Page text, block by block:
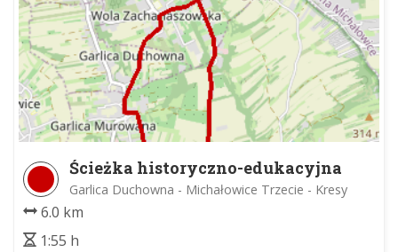
Ścieżka historyczno-edukacyjna
"Zjednoczeni w Niepodległej”
Garlica Duchowna - Michałowice Trzecie - Kresy
6.0 km
1:55 h